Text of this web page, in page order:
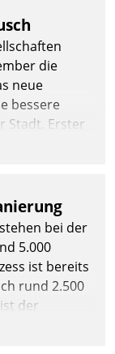
die
neue
bessere
Stadt. Erster
Hub mit
bei der
5.000
ist bereits
rund 2.500
der
immens. Im